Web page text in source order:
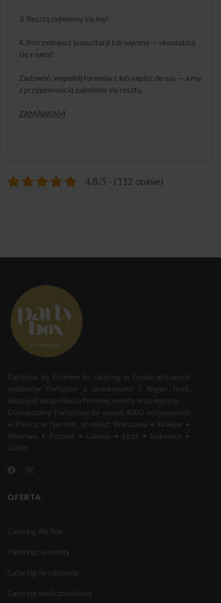
3. Resztą zajmiemy się my!
4. Potrzebujesz konsultacji lub wyceny — skontaktuj
się z nami!
Zadzwoń, wypełnij formularz lub napisz do nas — a my
z przyjemnością zajmiemy się resztą.
ZAMAWIAM
4.8/5 - (112 opinie)
Partybox by Przełom to catering w formie gotowych
zestawów Partybox z przekąskami i finger food,
idealnych na spotkania firmowe, eventy oraz imprezy.
Dostarczamy Partyboxy do ponad 4000 miejscowości
w Polsce, w tym m.in. do miast: Warszawa • Kraków •
Wrocław • Poznań • Gdańsk • Łódź • Katowice •
Lublin
OFERTA
Catering dla firm
Catering na eventy
Catering na szkolenia
Catering okolicznościowy